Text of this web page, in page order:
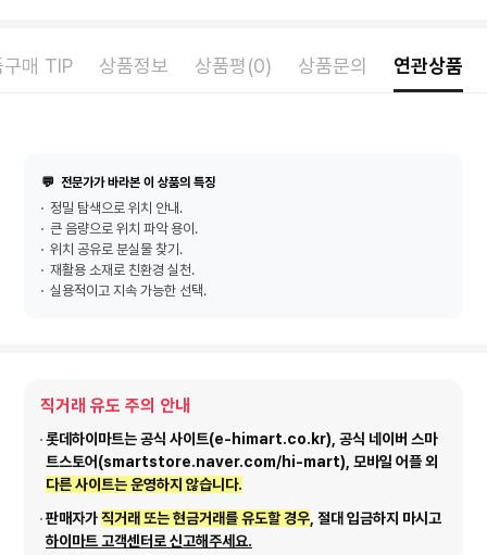
구매 TIP 상품정보 상품평(0) 상품문의 연관상품
💬 전문가가 바라본 이 상품의 특징
정밀 탐색으로 위치 안내.
큰 음량으로 위치 파악 용이.
위치 공유로 분실물 찾기.
재활용 소재로 친환경 실천.
실용적이고 지속 가능한 선택.
직거래 유도 주의 안내
롯데하이마트는 공식 사이트(e-himart.co.kr), 공식 네이버 스마
트스토어(smartstore.naver.com/hi-mart), 모바일 어플 외
다른 사이트는 운영하지 않습니다.
판매자가직거래 또는 현금거래를 유도할 경우 , 절대 입금하지 마시고
하이마트 고객센터로 신고해주세요.